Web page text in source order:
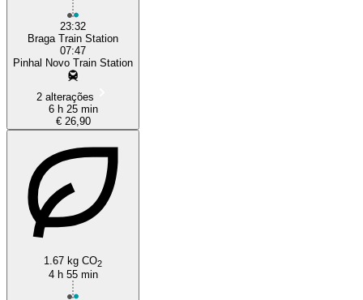
23:32
Braga Train Station
07:47
Pinhal Novo Train Station
2 alterações
6 h 25 min
€ 26,90
1.67 kg CO2
4 h 55 min